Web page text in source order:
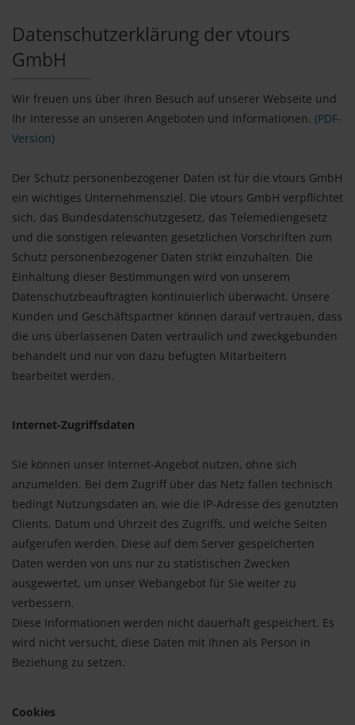
Datenschutzerklärung der vtours
GmbH
Wir freuen uns über Ihren Besuch auf unserer Webseite und
Ihr Interesse an unseren Angeboten und Informationen. (PDF-
Version)
Der Schutz personenbezogener Daten ist für die vtours GmbH
ein wichtiges Unternehmensziel. Die vtours GmbH verpflichtet
sich, das Bundesdatenschutzgesetz, das Telemediengesetz
und die sonstigen relevanten gesetzlichen Vorschriften zum
Schutz personenbezogener Daten strikt einzuhalten. Die
Einhaltung dieser Bestimmungen wird von unserem
Datenschutzbeauftragten kontinuierlich überwacht. Unsere
Kunden und Geschäftspartner können darauf vertrauen, dass
die uns überlassenen Daten vertraulich und zweckgebunden
behandelt und nur von dazu befugten Mitarbeitern
bearbeitet werden.
Internet-Zugriffsdaten
Sie können unser Internet-Angebot nutzen, ohne sich
anzumelden. Bei dem Zugriff über das Netz fallen technisch
bedingt Nutzungsdaten an, wie die IP-Adresse des genutzten
Clients, Datum und Uhrzeit des Zugriffs, und welche Seiten
aufgerufen werden. Diese auf dem Server gespeicherten
Daten werden von uns nur zu statistischen Zwecken
ausgewertet, um unser Webangebot für Sie weiter zu
verbessern.
Diese Informationen werden nicht dauerhaft gespeichert. Es
wird nicht versucht, diese Daten mit Ihnen als Person in
Beziehung zu setzen.
Cookies